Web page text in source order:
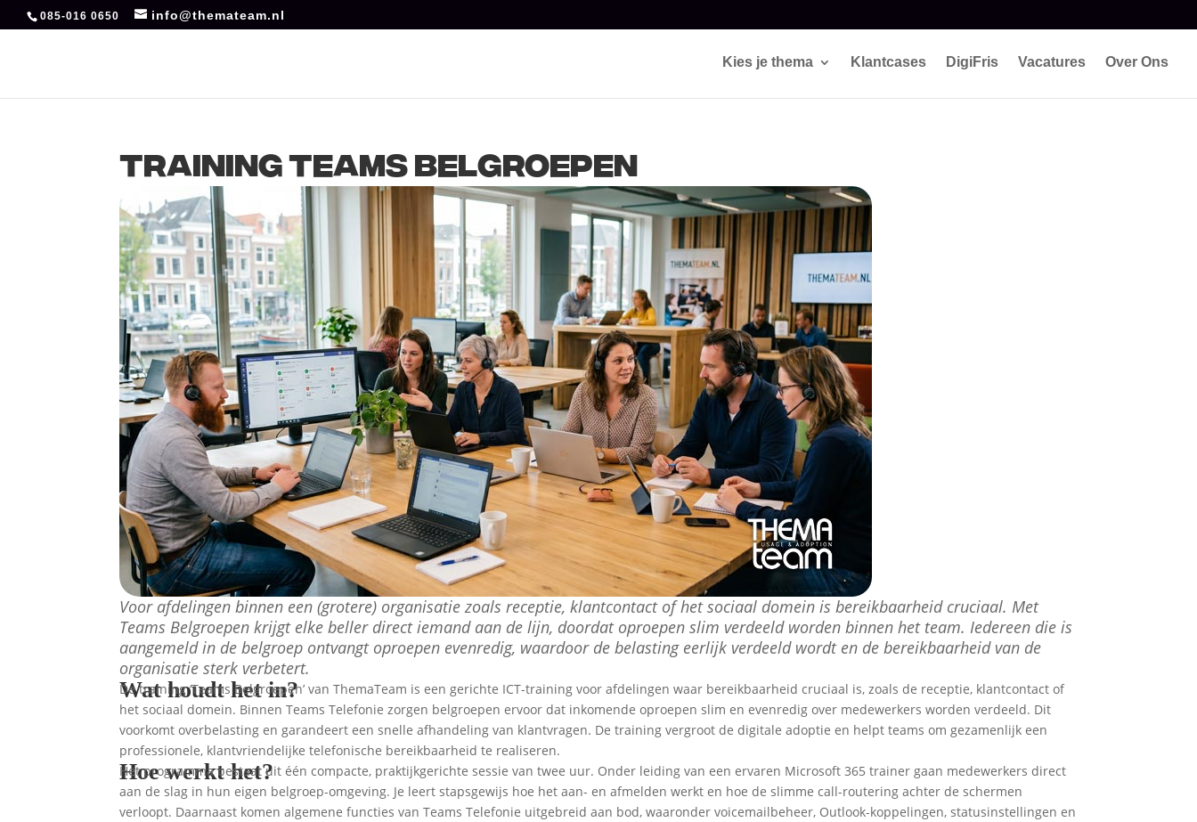
085-016 0650 info@themateam.nl
Kies je thema Klantcases DigiFris Vacatures Over Ons
Training Teams Belgroepen
Voor afdelingen binnen een (grotere) organisatie zoals receptie, klantcontact of het sociaal domein is bereikbaarheid cruciaal. Met
Teams Belgroepen krijgt elke beller direct iemand aan de lijn, doordat oproepen slim verdeeld worden binnen het team. Iedereen die is
aangemeld in de belgroep ontvangt oproepen evenredig, waardoor de belasting eerlijk verdeeld wordt en de bereikbaarheid van de
organisatie sterk verbetert.
Wat houdt het in?
De training ‘Teams Belgroepen’ van ThemaTeam is een gerichte ICT-training voor afdelingen waar bereikbaarheid cruciaal is, zoals de receptie, klantcontact of
het sociaal domein. Binnen Teams Telefonie zorgen belgroepen ervoor dat inkomende oproepen slim en evenredig over medewerkers worden verdeeld. Dit
voorkomt overbelasting en garandeert een snelle afhandeling van klantvragen. De training vergroot de digitale adoptie en helpt teams om gezamenlijk een
professionele, klantvriendelijke telefonische bereikbaarheid te realiseren.
Hoe werkt het?
Het programma bestaat uit één compacte, praktijkgerichte sessie van twee uur. Onder leiding van een ervaren Microsoft 365 trainer gaan medewerkers direct
aan de slag in hun eigen belgroep-omgeving. Je leert stapsgewijs hoe het aan- en afmelden werkt en hoe de slimme call-routering achter de schermen
verloopt. Daarnaast komen algemene functies van Teams Telefonie uitgebreid aan bod, waaronder voicemailbeheer, Outlook-koppelingen, statusinstellingen en